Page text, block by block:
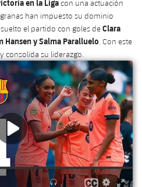
en la Liga con una actuación
han impuesto su dominio
el partido con goles deClara
Hansen y Salma Paralluelo . Con este
consolida su liderazgo.